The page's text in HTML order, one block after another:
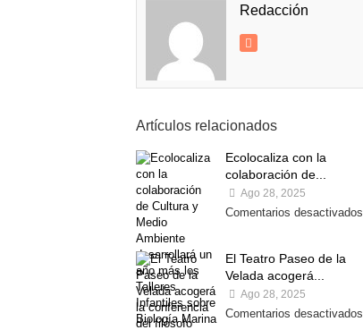
Redacción
Artículos relacionados
Ecolocaliza con la
colaboración de...
Ago 28, 2025
Comentarios desactivados
El Teatro Paseo de la
Velada acogerá...
Ago 28, 2025
Comentarios desactivados